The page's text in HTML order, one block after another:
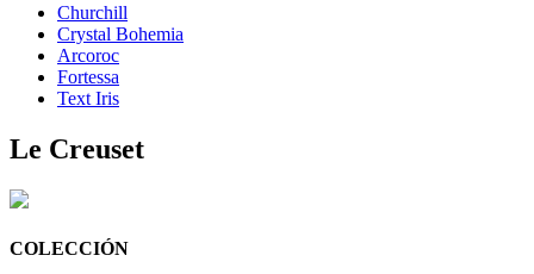
Churchill
Crystal Bohemia
Arcoroc
Fortessa
Text Iris
Le Creuset
COLECCIÓN